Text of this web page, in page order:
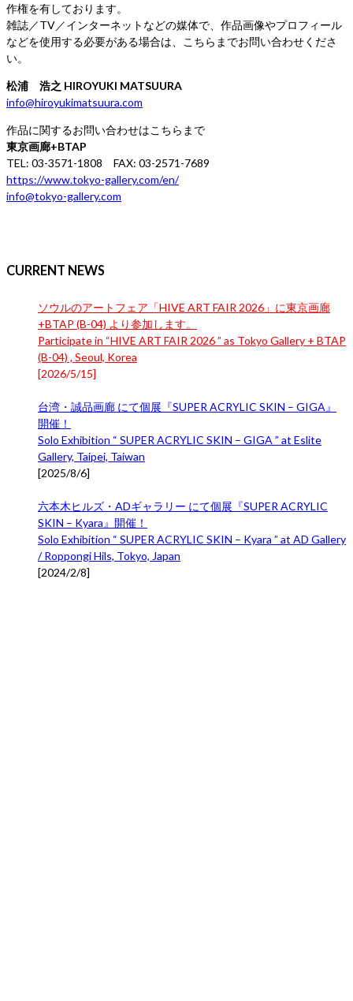
作権を有しております。
雑誌／TV／インターネットなどの媒体で、作品画像やプロフィール
などを使用する必要がある場合は、こちらまでお問い合わせくださ
い。
松浦 浩之 HIROYUKI MATSUURA
info@hiroyukimatsuura.com
作品に関するお問い合わせはこちらまで
東京画廊+BTAP
TEL: 03-3571-1808 FAX: 03-2571-7689
https://www.tokyo-gallery.com/en/
info@tokyo-gallery.com
CURRENT NEWS
ソウルのアートフェア「HIVE ART FAIR 2026」に東京画廊
+BTAP (B-04) より参加します。
Participate in “HIVE ART FAIR 2026 ” as Tokyo Gallery + BTAP
(B-04) , Seoul, Korea
[2026/5/15]
台湾・誠品画廊 にて個展『SUPER ACRYLIC SKIN – GIGA』
開催！
Solo Exhibition “ SUPER ACRYLIC SKIN – GIGA ” at Eslite
Gallery, Taipei, Taiwan
[2025/8/6]
六本木ヒルズ・ADギャラリー にて個展『SUPER ACRYLIC
SKIN – Kyara』開催！
Solo Exhibition “ SUPER ACRYLIC SKIN – Kyara ” at AD Gallery
/ Roppongi Hils, Tokyo, Japan
[2024/2/8]